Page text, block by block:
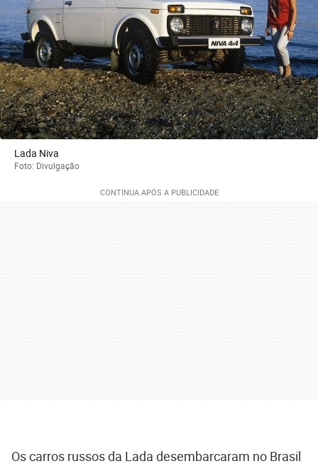
Lada Niva
Foto: Divulgação
Os carros russos da Lada desembarcaram no Brasil